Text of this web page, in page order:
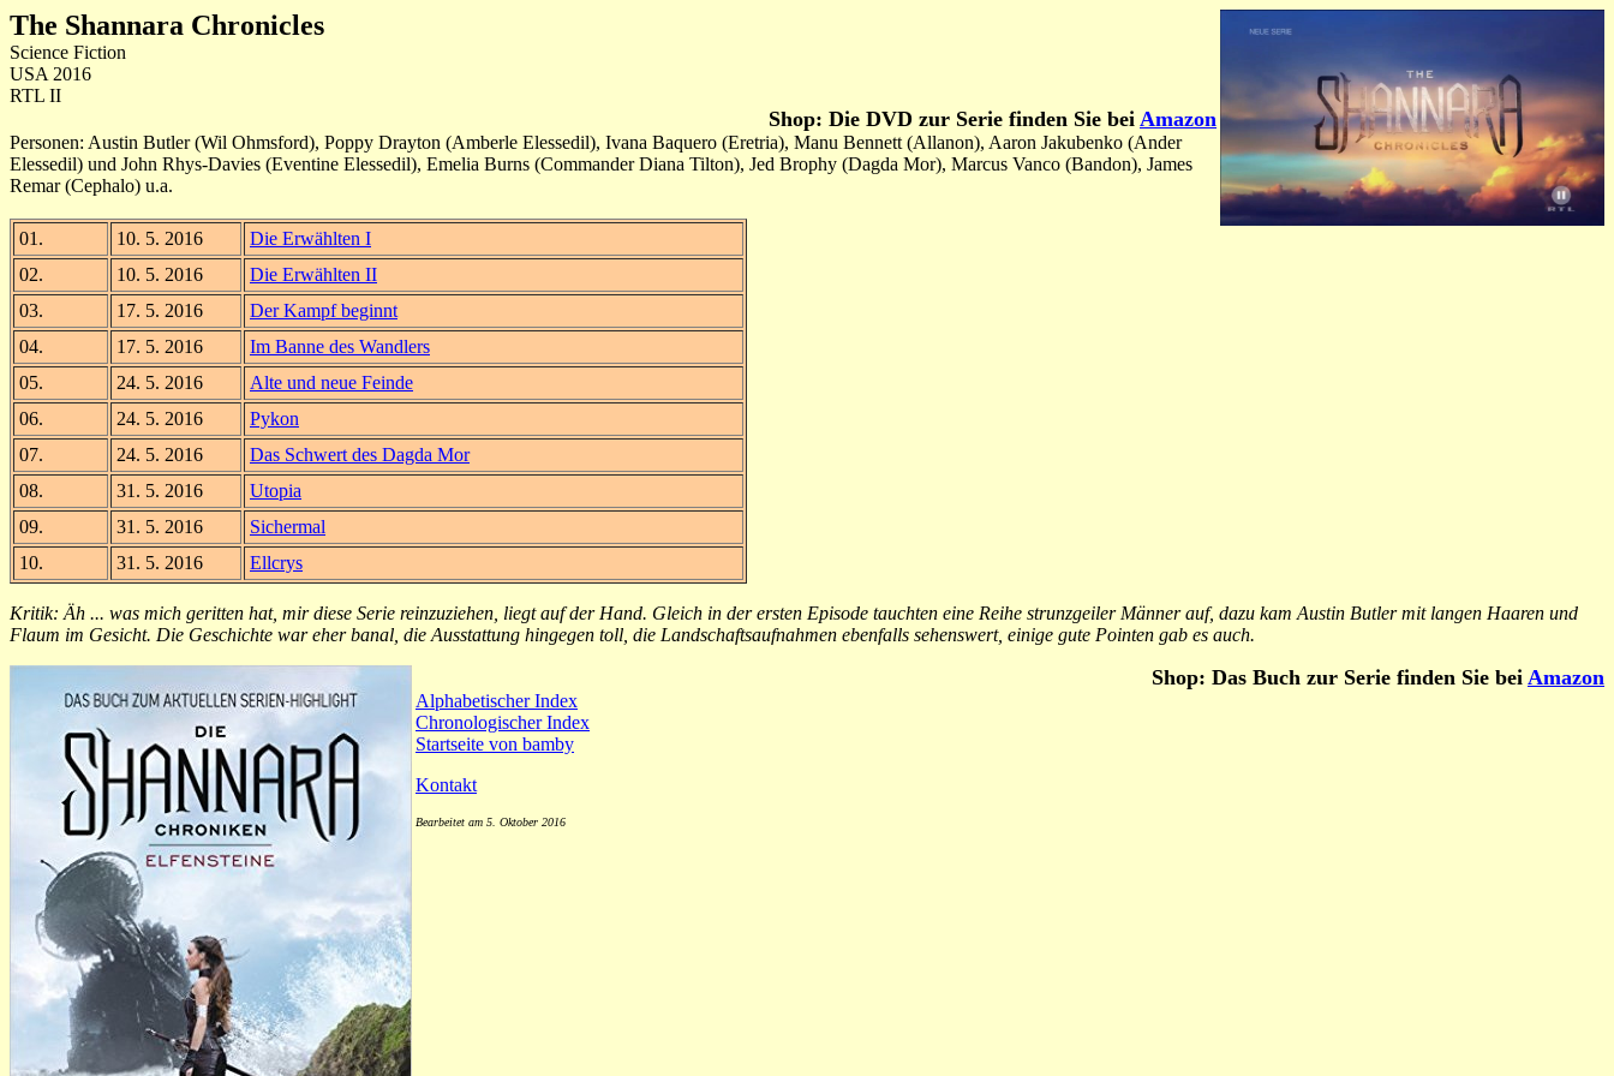
The Shannara Chronicles
Science Fiction
USA 2016
RTL II
Shop: Die DVD zur Serie finden Sie bei Amazon
Personen: Austin Butler (Wil Ohmsford), Poppy Drayton (Amberle Elessedil), Ivana Baquero (Eretria), Manu Bennett (Allanon), Aaron Jakubenko (Ander
Elessedil) und John Rhys-Davies (Eventine Elessedil), Emelia Burns (Commander Diana Tilton), Jed Brophy (Dagda Mor), Marcus Vanco (Bandon), James
Remar (Cephalo) u.a.
01. 10. 5. 2016
Die Erwählten I
02.
10. 5. 2016
Die Erwählten II
03.
17. 5. 2016
Der Kampf beginnt
04.
17. 5. 2016
Im Banne des Wandlers
05.
24. 5. 2016
Alte und neue Feinde
06.
24. 5. 2016
Pykon
07.
24. 5. 2016
Das Schwert des Dagda Mor
08.
31. 5. 2016
Utopia
09.
31. 5. 2016
Sichermal
10.
31. 5. 2016 Ellcrys
Kritik: Äh ... was mich geritten hat, mir diese Serie reinzuziehen, liegt auf der Hand. Gleich in der ersten Episode tauchten eine Reihe strunzgeiler Männer auf, dazu kam Austin Butler mit langen Haaren und
Flaum im Gesicht. Die Geschichte war eher banal, die Ausstattung hingegen toll, die Landschaftsaufnahmen ebenfalls sehenswert, einige gute Pointen gab es auch.
Shop: Das Buch zur Serie finden Sie bei Amazon
Alphabetischer Index
Chronologischer Index
Startseite von bamby
Kontakt
Bearbeitet am 5. Oktober 2016